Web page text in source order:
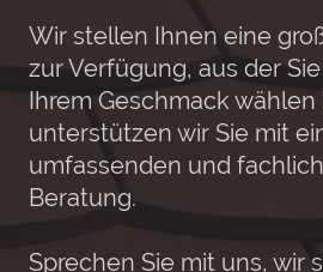
Wir stellen Ihnen eine
zur Verfügung, aus der
Ihrem Geschmack wählen
unterstützen wir Sie mit
umfassenden und
Beratung.
Sprechen Sie mit uns, wir